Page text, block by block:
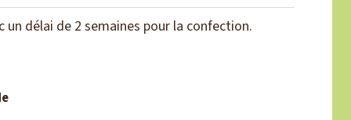
un délai de 2 semaines pour la confection.